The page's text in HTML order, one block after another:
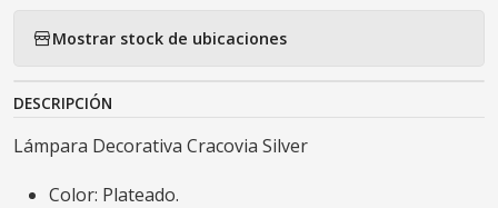
Mostrar stock de ubicaciones
DESCRIPCIÓN
Lámpara Decorativa Cracovia Silver
Color: Plateado.